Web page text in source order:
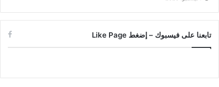
تابعنا على فيسبوك – إضغط Like Page